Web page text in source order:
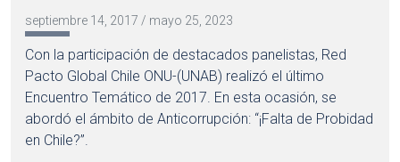
septiembre 14, 2017 / mayo 25, 2023
Con la participación de destacados panelistas, Red
Pacto Global Chile ONU-(UNAB) realizó el último
Encuentro Temático de 2017. En esta ocasión, se
abordó el ámbito de Anticorrupción: “¡Falta de Probidad
en Chile?”.